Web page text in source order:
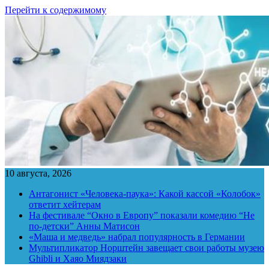
Перейти к содержимому
10 августа, 2026
Антагонист «Человека-паука»: Какой кассой «Колобок»
ответит хейтерам
На фестивале “Окно в Европу” показали комедию “Не
по-детски” Анны Матисон
«Маша и медведь» набрал популярность в Германии
Мультипликатор Норштейн завещает свои работы музею
Ghibli и Хаяо Миядзаки